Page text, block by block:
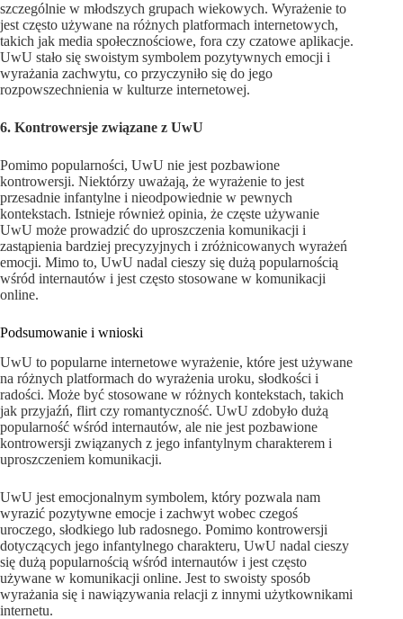
szczególnie w młodszych grupach wiekowych. Wyrażenie to
jest często używane na różnych platformach internetowych,
takich jak media społecznościowe, fora czy czatowe aplikacje.
UwU stało się swoistym symbolem pozytywnych emocji i
wyrażania zachwytu, co przyczyniło się do jego
rozpowszechnienia w kulturze internetowej.
6. Kontrowersje związane z UwU
Pomimo popularności, UwU nie jest pozbawione
kontrowersji. Niektórzy uważają, że wyrażenie to jest
przesadnie infantylne i nieodpowiednie w pewnych
kontekstach. Istnieje również opinia, że częste używanie
UwU może prowadzić do uproszczenia komunikacji i
zastąpienia bardziej precyzyjnych i zróżnicowanych wyrażeń
emocji. Mimo to, UwU nadal cieszy się dużą popularnością
wśród internautów i jest często stosowane w komunikacji
online.
Podsumowanie i wnioski
UwU to popularne internetowe wyrażenie, które jest używane
na różnych platformach do wyrażenia uroku, słodkości i
radości. Może być stosowane w różnych kontekstach, takich
jak przyjaźń, flirt czy romantyczność. UwU zdobyło dużą
popularność wśród internautów, ale nie jest pozbawione
kontrowersji związanych z jego infantylnym charakterem i
uproszczeniem komunikacji.
UwU jest emocjonalnym symbolem, który pozwala nam
wyrazić pozytywne emocje i zachwyt wobec czegoś
uroczego, słodkiego lub radosnego. Pomimo kontrowersji
dotyczących jego infantylnego charakteru, UwU nadal cieszy
się dużą popularnością wśród internautów i jest często
używane w komunikacji online. Jest to swoisty sposób
wyrażania się i nawiązywania relacji z innymi użytkownikami
internetu.